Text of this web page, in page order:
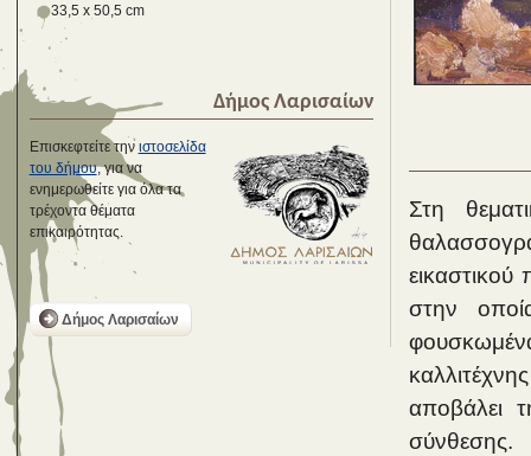
33,5 x 50,5 cm
Δήμος Λαρισαίων
Επισκεφτείτε την ιστοσελίδα
του δήμου, για να
ενημερωθείτε για όλα τα
τρέχοντα θέματα
επικαιρότητας.
Δήμος Λαρισαίων
Στη
στην
αποβάλει
σύνθεσης.